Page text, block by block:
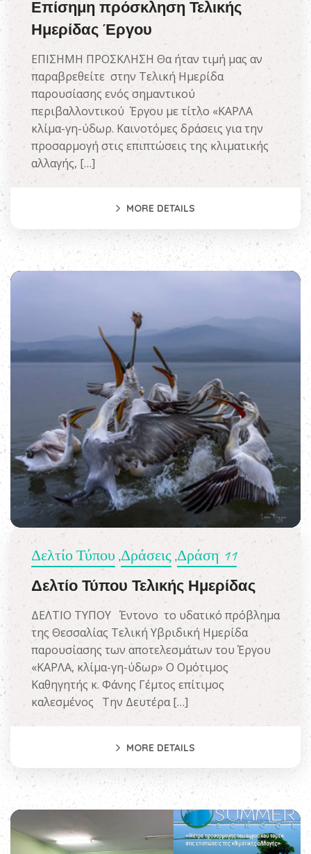
Επίσημη πρόσκληση Τελικής
Ημερίδας Έργου
ΕΠΙΣΗΜΗ ΠΡΟΣΚΛΗΣΗ Θα ήταν τιμή μας αν
παραβρεθείτε στην Τελική Ημερίδα
παρουσίασης ενός σημαντικού
περιβαλλοντικού Έργου με τίτλο «ΚΑΡΛΑ
κλίμα-γη-ύδωρ. Καινοτόμες δράσεις για την
προσαρμογή στις επιπτώσεις της κλιματικής
αλλαγής, […]
MORE DETAILS
Δελτίο Τύπου ,Δράσεις ,Δράση 11
Δελτίο Τύπου Τελικής Ημερίδας
ΔΕΛΤΙΟ ΤΥΠΟΥ Έντονο το υδατικό πρόβλημα
της Θεσσαλίας Τελική Υβριδική Ημερίδα
παρουσίασης των αποτελεσμάτων του Έργου
«ΚΑΡΛΑ, κλίμα-γη-ύδωρ» Ο Ομότιμος
Καθηγητής κ. Φάνης Γέμτος επίτιμος
καλεσμένος Την Δευτέρα […]
MORE DETAILS